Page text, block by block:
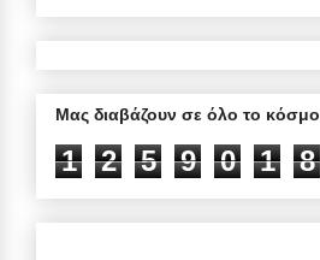
Μας διαβάζουν σε όλο το κόσμο
1 2 5 9 0 1 8